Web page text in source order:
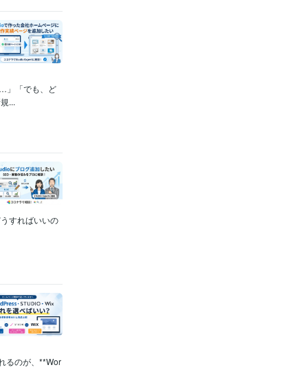
」「でも、ど
...
すればいいの
るのが、**Wor